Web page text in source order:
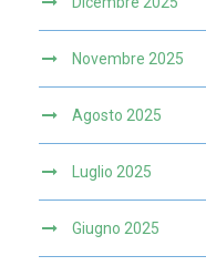
Novembre 2025
Agosto 2025
Luglio 2025
Giugno 2025